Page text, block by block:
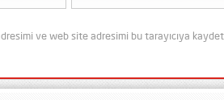
ve web site adresimi bu tarayıcıya kaydet.